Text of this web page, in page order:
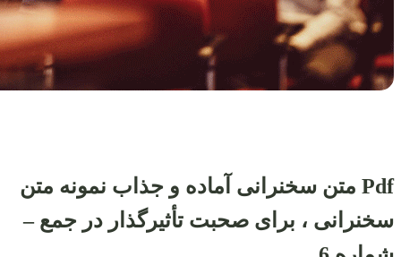
Pdf متن سخنرانی آماده و جذاب نمونه متن
سخنرانی ، برای صحبت تأثیرگذار در جمع –